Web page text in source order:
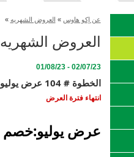
عن إكو هاوس » العروض الشهريه »
العروض الشهريه
02/07/23 - 01/08/23
الخطوة # 104 عرض يوليو: " شباك الحمام هدية مع خصم "
انتهاء فترة العرض
عرض يوليو:خصم 5% مع شباك الحمام هدية!